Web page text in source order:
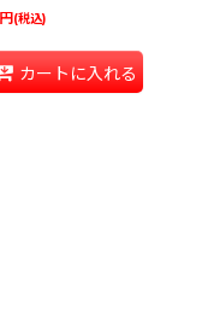
円 (税込)
カートに入れる